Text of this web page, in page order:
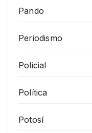
Pando
Periodismo
Policial
Política
Potosí